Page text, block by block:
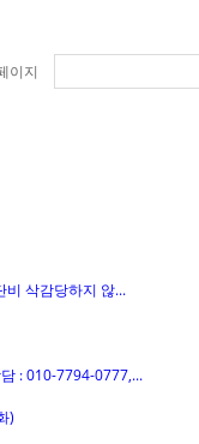
이지
삭감당하지 않...
: 010-7794-0777,...